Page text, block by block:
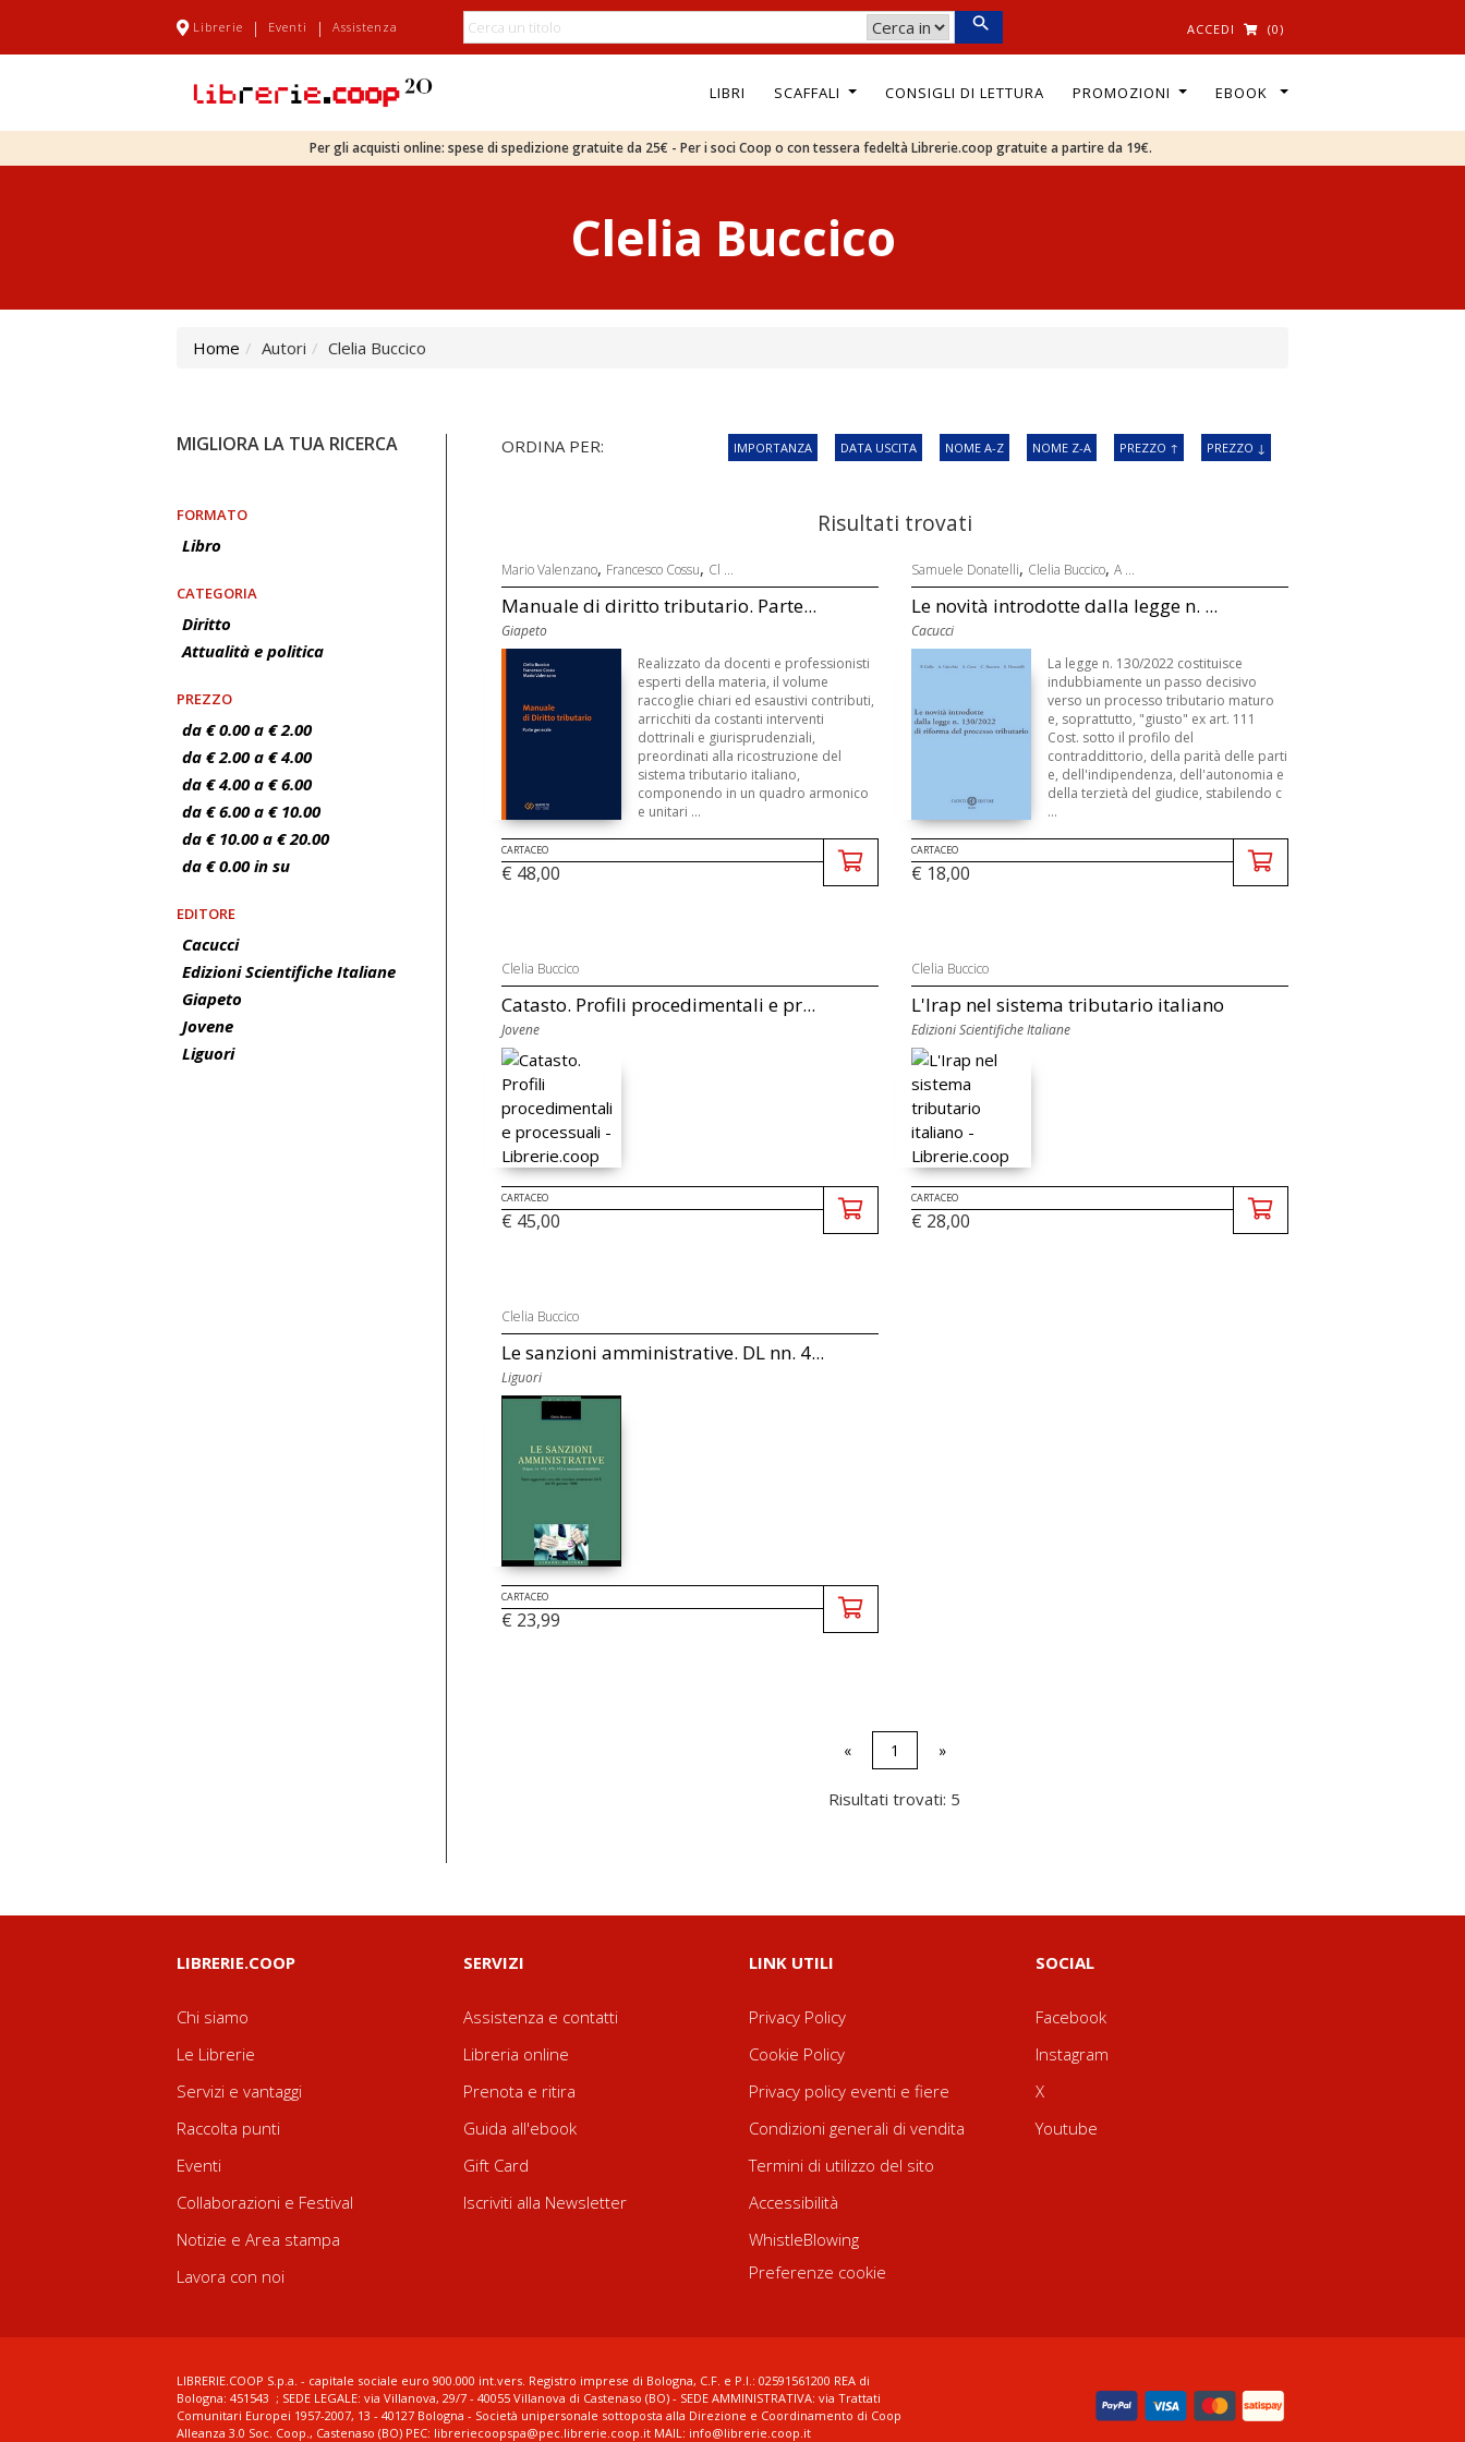
Librerie | Eventi | Assistenza ACCEDI (0)
LIBRI SCAFFALI CONSIGLI DI LETTURA PROMOZIONI EBOOK
Per gli acquisti online: spese di spedizione gratuite da 25€ - Per i soci Coop o con tessera fedeltà Librerie.coop gratuite a partire da 19€.
Clelia Buccico
Home Autori Clelia Buccico
MIGLIORA LA TUA RICERCA
FORMATO
Libro
CATEGORIA
Diritto
Attualità e politica
PREZZO
da € 0.00 a € 2.00
da € 2.00 a € 4.00
da € 4.00 a € 6.00
da € 6.00 a € 10.00
da € 10.00 a € 20.00
da € 0.00 in su
EDITORE
Cacucci
Edizioni Scientifiche Italiane
Giapeto
Jovene
Liguori
ORDINA PER: IMPORTANZA DATA USCITA NOME A-Z NOME Z-A PREZZO ↑ PREZZO ↓
Risultati trovati
Mario Valenzano, Francesco Cossu, Cl ...
Manuale di diritto tributario. Parte...
Giapeto
Realizzato da docenti e professionisti
esperti della materia, il volume
raccoglie chiari ed esaustivi contributi,
arricchiti da costanti interventi
dottrinali e giurisprudenziali,
preordinati alla ricostruzione del
sistema tributario italiano,
componendo in un quadro armonico
e unitari ...
CARTACEO
€ 48,00
Samuele Donatelli, Clelia Buccico, A ...
Le novità introdotte dalla legge n. ...
Cacucci
La legge n. 130/2022 costituisce
indubbiamente un passo decisivo
verso un processo tributario maturo
e, soprattutto, "giusto" ex art. 111
Cost. sotto il profilo del
contraddittorio, della parità delle parti
e, dell'indipendenza, dell'autonomia e
della terzietà del giudice, stabilendo c
...
CARTACEO
€ 18,00
Clelia Buccico
Catasto. Profili procedimentali e pr...
Jovene
CARTACEO
€ 45,00
Clelia Buccico
L'Irap nel sistema tributario italiano
Edizioni Scientifiche Italiane
CARTACEO
€ 28,00
Clelia Buccico
Le sanzioni amministrative. DL nn. 4...
Liguori
CARTACEO
€ 23,99
« 1 »
Risultati trovati: 5
LIBRERIE.COOP
Chi siamo
Le Librerie
Servizi e vantaggi
Raccolta punti
Eventi
Collaborazioni e Festival
Notizie e Area stampa
Lavora con noi
SERVIZI
Assistenza e contatti
Libreria online
Prenota e ritira
Guida all'ebook
Gift Card
Iscriviti alla Newsletter
LINK UTILI
Privacy Policy
Cookie Policy
Privacy policy eventi e fiere
Condizioni generali di vendita
Termini di utilizzo del sito
Accessibilità
WhistleBlowing
Preferenze cookie
SOCIAL
Facebook
Instagram
X
Youtube
LIBRERIE.COOP S.p.a. - capitale sociale euro 900.000 int.vers. Registro imprese di Bologna, C.F. e P.I.: 02591561200 REA di
Bologna: 451543 ; SEDE LEGALE: via Villanova, 29/7 - 40055 Villanova di Castenaso (BO) - SEDE AMMINISTRATIVA: via Trattati
Comunitari Europei 1957-2007, 13 - 40127 Bologna - Società unipersonale sottoposta alla Direzione e Coordinamento di Coop
Alleanza 3.0 Soc. Coop., Castenaso (BO) PEC: libreriecoopspa@pec.librerie.coop.it MAIL: info@librerie.coop.it